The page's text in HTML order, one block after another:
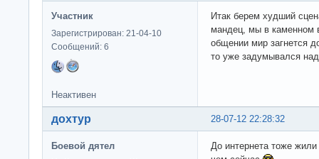
Участник
Зарегистрирован: 21-04-10
Сообщений: 6
Итак берем худший
мандец, мы в каменном
общении мир загнется
то уже задумывался
Неактивен
28-07-12 22:28:32
дохтур
Боевой дятел
До интернета тоже